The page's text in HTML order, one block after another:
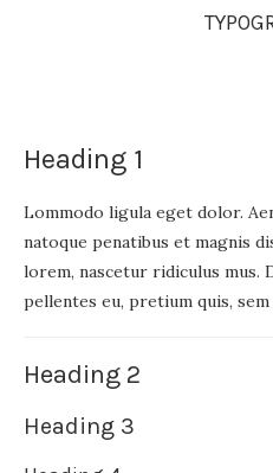
Heading 1
Lommodo ligula eget dolor.
natoque penatibus et magnis
lorem, nascetur ridiculus mus.
pellentes eu, pretium quis, sem
Heading 2
Heading 3